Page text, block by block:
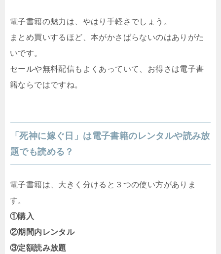
電子書籍の魅力は、やはり手軽さでしょう。
まとめ買いするほど、本がかさばらないのはありがた
いです。
セールや無料配信もよくあっていて、お得さは電子書
籍ならではですね。
「死神に嫁ぐ日」は電子書籍のレンタルや読み放
題でも読める？
電子書籍は、大きく分けると３つの使い方がありま
す。
①購入
②期間内レンタル
③定額読み放題